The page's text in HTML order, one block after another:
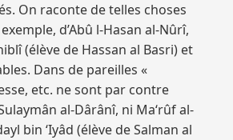
On raconte de telles choses
d’Abû l-Hasan al-Nûrî,
(élève de Hassan al Basri) et
Dans de pareilles «
etc. ne sont par contre
al-Dârânî, ni Ma‘rûf al-
bin ‘Iyâd (élève de Salman al